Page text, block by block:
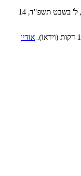
, ל' בשבט תשפ"ד, 14
אודיו